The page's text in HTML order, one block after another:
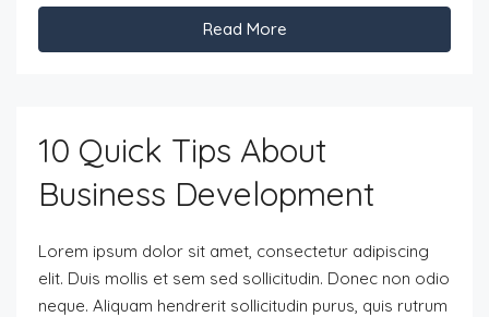
Read More
10 Quick Tips About
Business Development
Lorem ipsum dolor sit amet, consectetur adipiscing
elit. Duis mollis et sem sed sollicitudin. Donec non odio
neque. Aliquam hendrerit sollicitudin purus, quis rutrum